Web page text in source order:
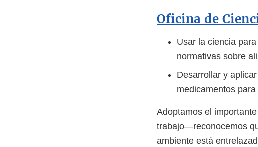
Oficina de
Usar la ciencia
normativas sobre
Desarrollar y aplicar
medicamentos
Adoptamos el
trabajo—reconocemos
ambiente está